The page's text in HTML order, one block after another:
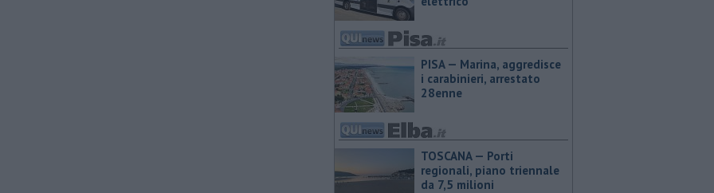
PISA — Marina, aggredisce
i carabinieri, arrestato
28enne
TOSCANA — Porti
regionali, piano triennale
da 7,5 milioni